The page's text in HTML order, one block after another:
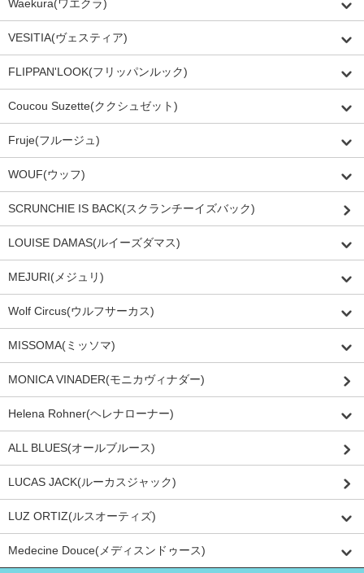
Waekura(ワエクラ)
VESITIA(ヴェスティア)
FLIPPAN'LOOK(フリッパンルック)
Coucou Suzette(ククシュゼット)
Fruje(フルージュ)
WOUF(ウッフ)
SCRUNCHIE IS BACK(スクランチーイズバック)
LOUISE DAMAS(ルイーズダマス)
MEJURI(メジュリ)
Wolf Circus(ウルフサーカス)
MISSOMA(ミッソマ)
MONICA VINADER(モニカヴィナダー)
Helena Rohner(ヘレナローナー)
ALL BLUES(オールブルース)
LUCAS JACK(ルーカスジャック)
LUZ ORTIZ(ルスオーティズ)
Medecine Douce(メディスンドゥース)